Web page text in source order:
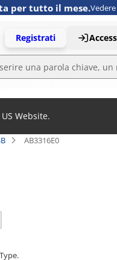
per tutto il mese.
Registrati
Website.
AB3316E0